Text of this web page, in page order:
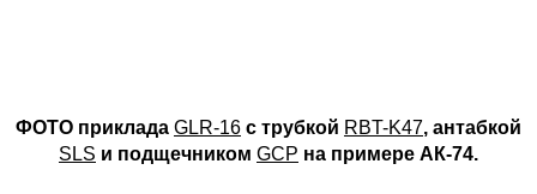
ФОТО приклада GLR-16 с трубкой RBT-K47, антабкой
SLS и подщечником GCP на примере АК-74.